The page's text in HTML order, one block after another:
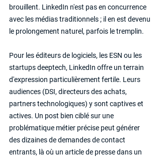
brouillent. LinkedIn n'est pas en concurrence
avec les médias traditionnels ; il en est devenu
le prolongement naturel, parfois le tremplin.
Pour les éditeurs de logiciels, les ESN ou les
startups deeptech, LinkedIn offre un terrain
d'expression particulièrement fertile. Leurs
audiences (DSI, directeurs des achats,
partners technologiques) y sont captives et
actives. Un post bien ciblé sur une
problématique métier précise peut générer
des dizaines de demandes de contact
entrants, là où un article de presse dans un